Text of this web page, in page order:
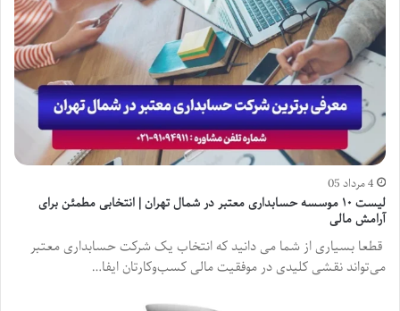
4 مرداد 05
لیست ۱۰ موسسه حسابداری معتبر در شمال تهران | انتخابی مطمئن برای
آرامش مالی
قطعا بسیاری از شما می دانید که انتخاب یک شرکت حسابداری معتبر
می‌تواند نقشی کلیدی در موفقیت مالی کسب‌وکارتان ایفا…